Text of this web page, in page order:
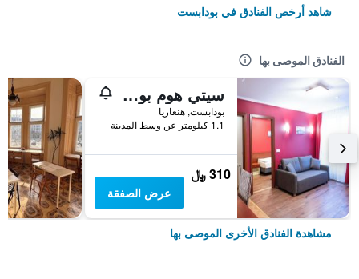
شاهد أرخص الفنادق في بودابست
الفنادق الموصى بها
سيتي هوم بودابيست
بودابست, هنغاريا
1.1 كيلومتر عن وسط المدينة
310 ﷼
عرض الصفقة
مشاهدة الفنادق الأخرى الموصى بها